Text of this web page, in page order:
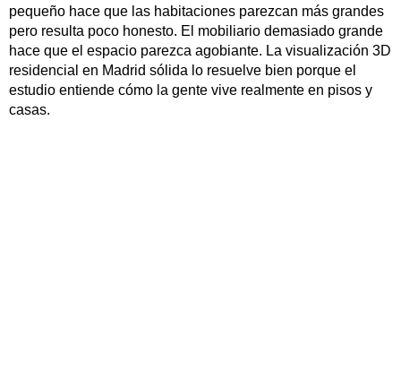
pequeño hace que las habitaciones parezcan más grandes
pero resulta poco honesto. El mobiliario demasiado grande
hace que el espacio parezca agobiante. La visualización 3D
residencial en Madrid sólida lo resuelve bien porque el
estudio entiende cómo la gente vive realmente en pisos y
casas.